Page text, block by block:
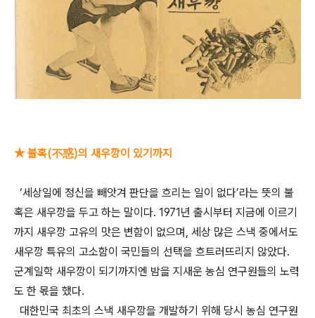
★ 불혹(不惑)의 새우깡이 있기까지
‘세상일에 정신을 빼앗겨 판단을 흐리는 일이 없다’라는 뜻의 불
혹은 새우깡을 두고 하는 말이다. 1971년 출시부터 지금에 이르기
까지 새우깡 고유의 맛은 변함이 없으며, 세상 많은 스낵 중에서도
새우깡 특유의 고소함이 국민들의 선택을 흐트러뜨리지 않았다.
군계일학 새우깡이 되기까지엔 밤을 지새운 농심 연구원들의 노력
도 한 몫을 했다.
대한민국 최초의 스낵 새우깡을 개발하기 위해 당시 농심 연구원